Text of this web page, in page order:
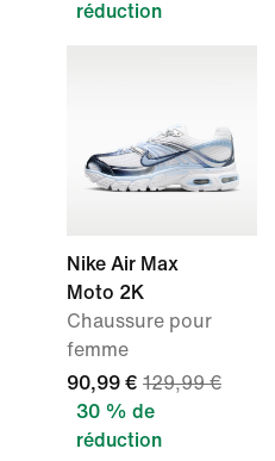
réduction
Nike Air Max
Moto 2K
Chaussure pour
femme
90,99 € 129,99 €
30 % de
réduction